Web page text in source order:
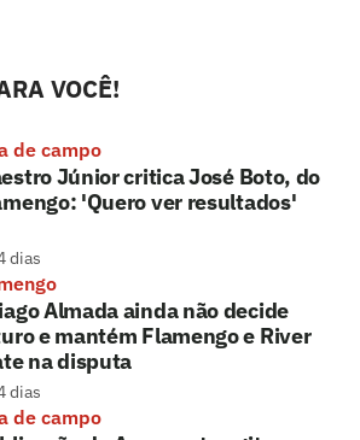
VOCÊ!
de campo
Júnior critica José Boto, do
'Quero ver resultados'
dias
Almada ainda não decide
e mantém Flamengo e River
na disputa
dias
de campo